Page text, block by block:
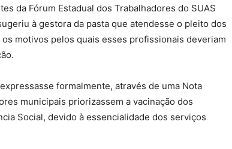
da Fórum Estadual dos Trabalhadores do SUAS
à gestora da pasta que atendesse o pleito dos
motivos pelos quais esses profissionais deveriam
formalmente, através de uma Nota
municipais priorizassem a vacinação dos
Social, devido à essencialidade dos serviços